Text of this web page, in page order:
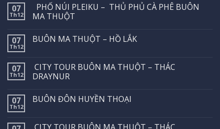
07
Th12
PHỐ NÚI PLEIKU – THỦ PHỦ CÀ PHÊ BUÔN
MA THUỘT
07
Th12
BUÔN MA THUỘT – HỒ LẮK
07
Th12
CITY TOUR BUÔN MA THUỘT – THÁC
DRAYNUR
07
Th12
BUÔN ĐÔN HUYỀN THOẠI